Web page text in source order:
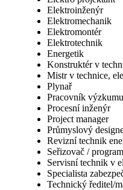
Elektroinženýr
Elektromechanik
Elektromontér
Elektrotechnik
Energetik
Konstruktér v
Mistr v technice,
Plynař
Pracovník
Procesní inženýr
Project manager
Průmyslový
Revizní technik
Seřizovač /
Servisní technik v
Specialista
Technický ředitel/